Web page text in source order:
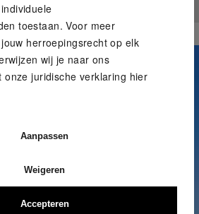
gevonden.
toestaan. Voor meer
herroepingsrecht op elk
wij je naar ons
onze juridische verklaring hier
Aanpassen
Weigeren
Accepteren